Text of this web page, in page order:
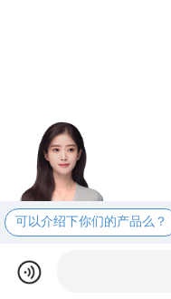
可以介绍下你们的产品么？